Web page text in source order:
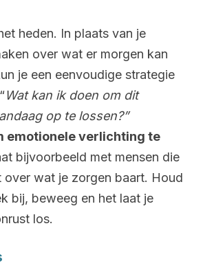
heden. In plaats van je
over wat er morgen kan
je een eenvoudige strategie
Wat kan ik doen om dit
op te lossen?”
emotionele verlichting te
bijvoorbeeld met mensen die
over wat je zorgen baart. Houd
bij, beweeg en het laat je
los.